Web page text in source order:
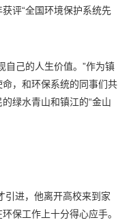
评“全国环境保护系统先
自己的人生价值。”作为镇
，和环保系统的同事们共
绿水青山和镇江的“金山
引进，他离开高校来到家
保工作上十分得心应手。